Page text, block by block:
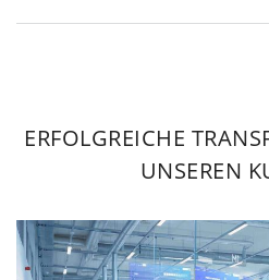
ERFOLGREICHE
UNSEREN